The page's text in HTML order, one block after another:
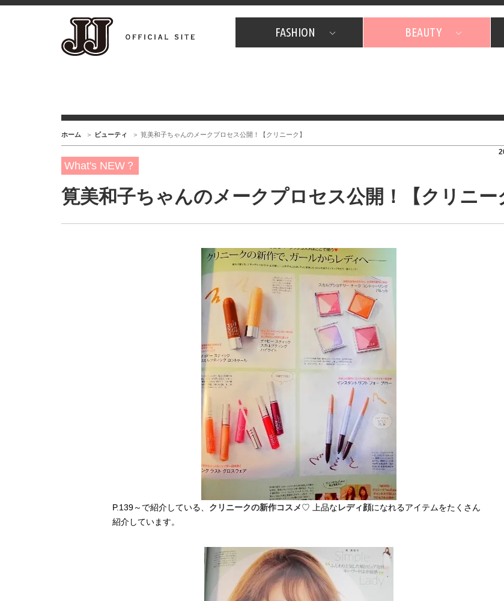
FASHION BEAUTY
ホーム ビューティ 筧美和子ちゃんのメークプロセス公開！【クリニーク】
What's NEW？
筧美和子ちゃんのメークプロセス公開！【クリニー
P.139～で紹介している、 クリニークの新作コスメ♡ 上品なレディ顔になれるアイテムをたくさん
紹介しています。
棒”〈ビューティ＆ファッション
夏の必需品〉
2026.08.07
BEAUTY
【JJ専属モデルの素顔】ビューテ
ィ大好き！ 松川 星のお気に入り